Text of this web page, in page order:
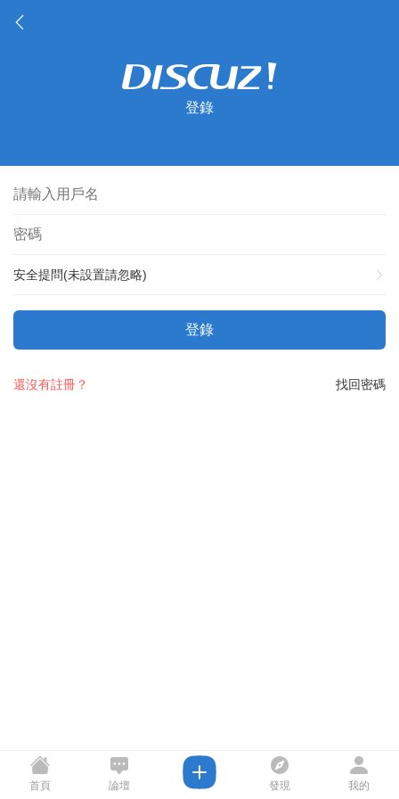
登錄
安全提問(未設置請忽略)
登錄
找回密碼
還沒有註冊？
首頁 論壇 發現 我的